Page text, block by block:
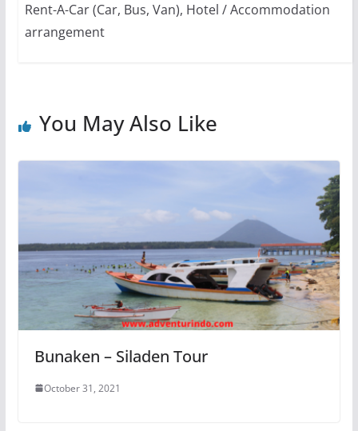
Rent-A-Car (Car, Bus, Van), Hotel / Accommodation
arrangement
You May Also Like
Bunaken – Siladen Tour
October 31, 2021